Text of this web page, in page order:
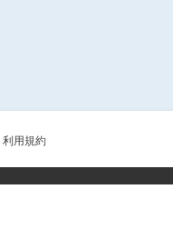
利用規約